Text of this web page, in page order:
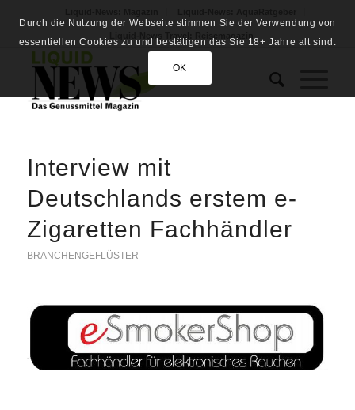
Interview mit
Deutschlands erstem e-
Zigaretten Fachhändler
BRANCHENGEFLÜSTER
Durch die Nutzung der Webseite stimmen Sie der Verwendung von
essentiellen Cookies zu und bestätigen das Sie 18+ Jahre alt sind.
OK